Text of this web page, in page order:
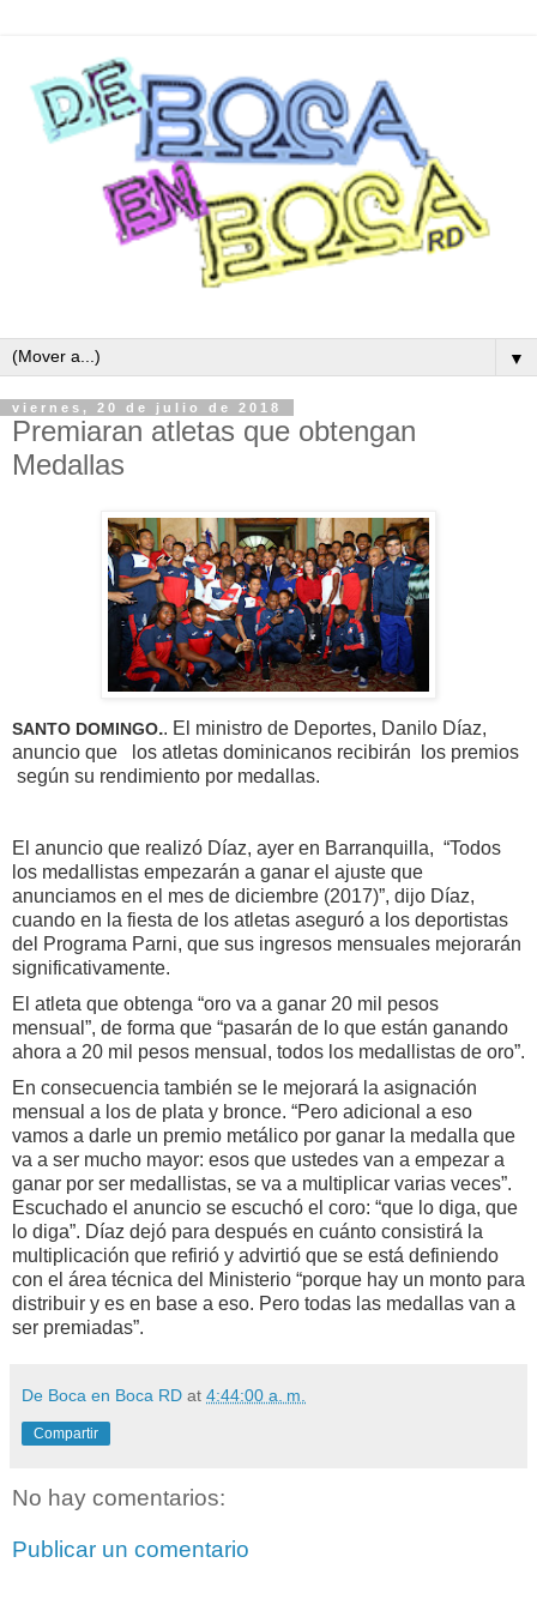
▼
viernes, 20 de julio de 2018
Premiaran atletas que obtengan
Medallas
SANTO DOMINGO.. El ministro de Deportes, Danilo Díaz,
anuncio que los atletas dominicanos recibirán los premios
según su rendimiento por medallas.
El anuncio que realizó Díaz, ayer en Barranquilla, “Todos
los medallistas empezarán a ganar el ajuste que
anunciamos en el mes de diciembre (2017)”, dijo Díaz,
cuando en la fiesta de los atletas aseguró a los deportistas
del Programa Parni, que sus ingresos mensuales mejorarán
significativamente.
El atleta que obtenga “oro va a ganar 20 mil pesos
mensual”, de forma que “pasarán de lo que están ganando
ahora a 20 mil pesos mensual, todos los medallistas de oro”.
En consecuencia también se le mejorará la asignación
mensual a los de plata y bronce. “Pero adicional a eso
vamos a darle un premio metálico por ganar la medalla que
va a ser mucho mayor: esos que ustedes van a empezar a
ganar por ser medallistas, se va a multiplicar varias veces”.
Escuchado el anuncio se escuchó el coro: “que lo diga, que
lo diga”. Díaz dejó para después en cuánto consistirá la
multiplicación que refirió y advirtió que se está definiendo
con el área técnica del Ministerio “porque hay un monto para
distribuir y es en base a eso. Pero todas las medallas van a
ser premiadas”.
De Boca en Boca RD at 4:44:00 a. m.
Compartir
No hay comentarios:
Publicar un comentario